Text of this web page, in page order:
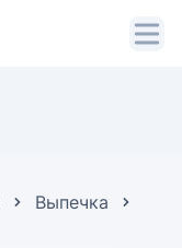
Выпечка